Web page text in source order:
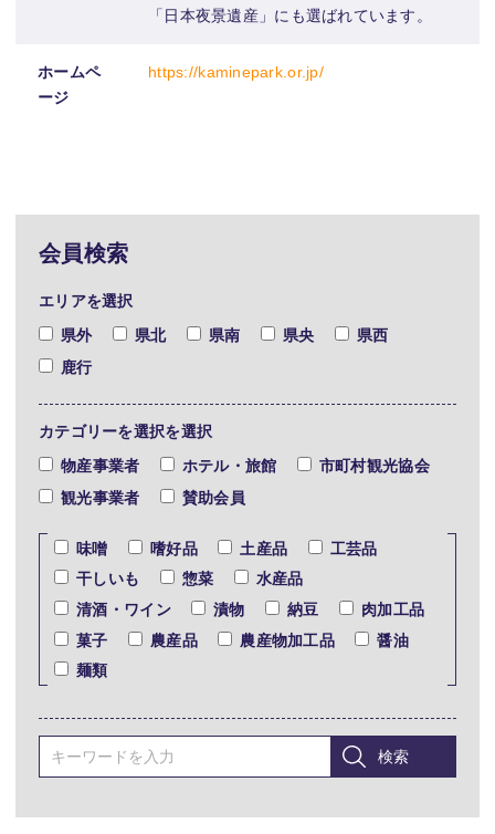
「日本夜景遺産」にも選ばれています。
ホームペ
ージ
https://kaminepark.or.jp/
会員検索
エリアを選択
県外
県北 県南 県央
県西
鹿行
カテゴリーを選択を選択
物産事業者
ホテル・旅館
市町村観光協会
観光事業者
賛助会員
味噌 嗜好品 土産品
工芸品
干しいも
惣菜
水産品
清酒・ワイン
漬物 納豆
肉加工品
菓子
農産品 農産物加工品
醤油
麺類